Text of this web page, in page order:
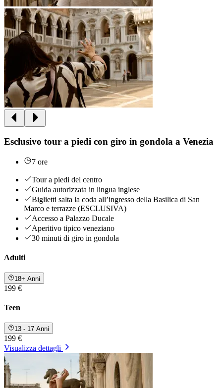
Esclusivo tour a piedi con giro in gondola a Venezia
7 ore
Tour a piedi del centro
Guida autorizzata in lingua inglese
Biglietti salta la coda all’ingresso della Basilica di San
Marco e terrazze (ESCLUSIVA)
Accesso a Palazzo Ducale
Aperitivo tipico veneziano
30 minuti di giro in gondola
Adulti
18+ Anni
199 €
Teen
13 - 17 Anni
199 €
Visualizza dettagli